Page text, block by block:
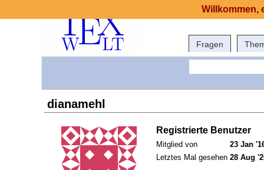
Fragen
dianamehl
Registrierte Benutzer
Mitglied von
23 Jan
Letztes Mal gesehen 28 Aug
Willkommen,